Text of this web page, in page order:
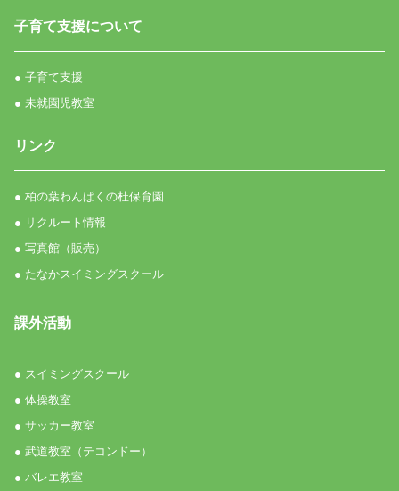
子育て支援について
● 子育て支援
● 未就園児教室
リンク
● 柏の葉わんぱくの杜保育園
● リクルート情報
● 写真館（販売）
● たなかスイミングスクール
課外活動
● スイミングスクール
● 体操教室
● サッカー教室
● 武道教室（テコンドー）
● バレエ教室